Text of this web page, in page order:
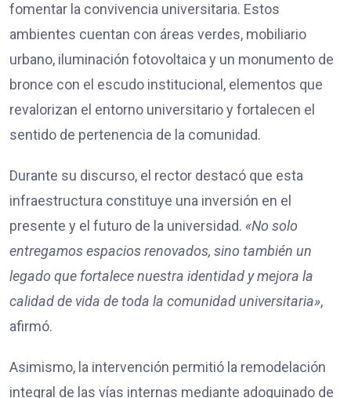
fomentar la convivencia universitaria. Estos
ambientes cuentan con áreas verdes, mobiliario
urbano, iluminación fotovoltaica y un monumento de
bronce con el escudo institucional, elementos que
revalorizan el entorno universitario y fortalecen el
sentido de pertenencia de la comunidad.
Durante su discurso, el rector destacó que esta
infraestructura constituye una inversión en el
presente y el futuro de la universidad. «No solo
entregamos espacios renovados, sino también un
legado que fortalece nuestra identidad y mejora la
calidad de vida de toda la comunidad universitaria»,
afirmó.
Asimismo, la intervención permitió la remodelación
integral de las vías internas mediante adoquinado de